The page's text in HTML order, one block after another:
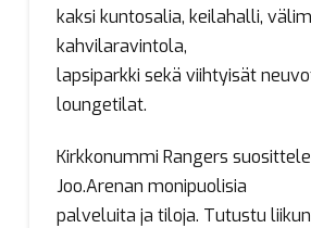
kaksi kuntosalia, keilahalli,
kahvilaravintola,
lapsiparkki sekä viihtyisät
loungetilat.
Kirkkonummi Rangers
Joo.Arenan monipuolisia
palveluita ja tiloja. Tutustu